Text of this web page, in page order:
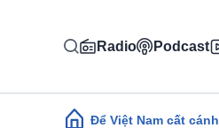
Radio Podcast
Main navigation
Để Việt Nam cất cánh